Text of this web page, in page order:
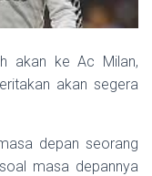
akan ke Ac Milan,
akan segera
depan seorang
masa depannya